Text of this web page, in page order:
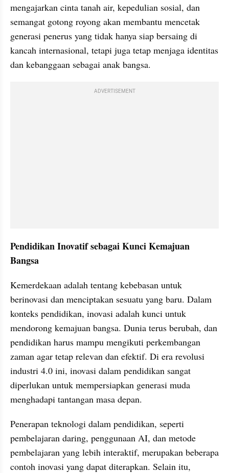
mengajarkan cinta tanah air, kepedulian sosial, dan
semangat gotong royong akan membantu mencetak
generasi penerus yang tidak hanya siap bersaing di
kancah internasional, tetapi juga tetap menjaga identitas
dan kebanggaan sebagai anak bangsa.
ADVERTISEMENT
Pendidikan Inovatif sebagai Kunci Kemajuan
Bangsa
Kemerdekaan adalah tentang kebebasan untuk
berinovasi dan menciptakan sesuatu yang baru. Dalam
konteks pendidikan, inovasi adalah kunci untuk
mendorong kemajuan bangsa. Dunia terus berubah, dan
pendidikan harus mampu mengikuti perkembangan
zaman agar tetap relevan dan efektif. Di era revolusi
industri 4.0 ini, inovasi dalam pendidikan sangat
diperlukan untuk mempersiapkan generasi muda
menghadapi tantangan masa depan.
Penerapan teknologi dalam pendidikan, seperti
pembelajaran daring, penggunaan AI, dan metode
pembelajaran yang lebih interaktif, merupakan beberapa
contoh inovasi yang dapat diterapkan. Selain itu,